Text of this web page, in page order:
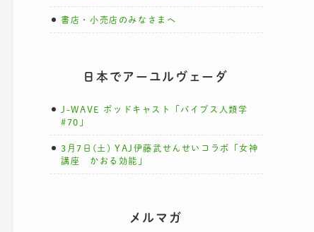
書店・小売店のみなさまへ
日本でアーユルヴェーダ
J-WAVE ポッドキャスト「バイブス人類学
#70」
3月7日(土) YAJ伊藤武せんせいコラボ「女神
講座 かおる効能」
メルマガ